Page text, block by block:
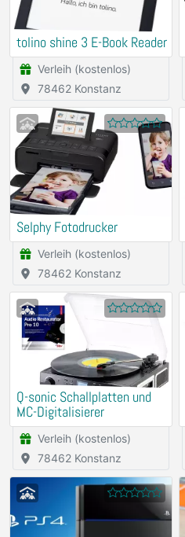
tolino shine 3 E-Book Reader
Verleih (kostenlos)
78462 Konstanz
Selphy Fotodrucker
Verleih (kostenlos)
78462 Konstanz
Q-sonic Schallplatten und
MC-Digitalisierer
Verleih (kostenlos)
78462 Konstanz